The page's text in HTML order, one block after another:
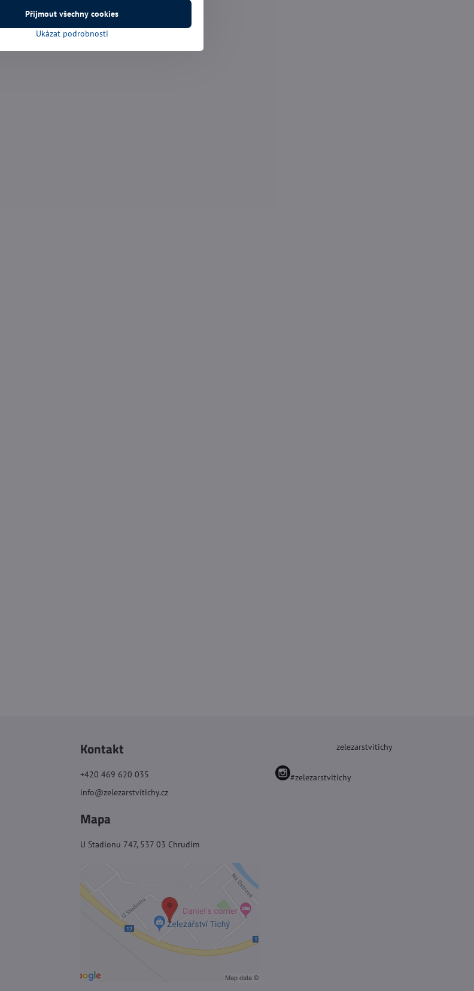
Kontakt
+420 469 620 035
info@zelezarstvitichy.cz
Mapa
U Stadionu 747, 537 03 Chrudim
zelezarstvitichy
#zelezarstvitichy
Ukázat podrobnosti
Přijmout všechny cookies